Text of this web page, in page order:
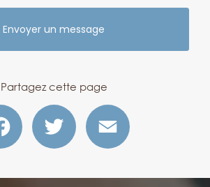
Envoyer un message
Partagez cette page
Facebook Twitter